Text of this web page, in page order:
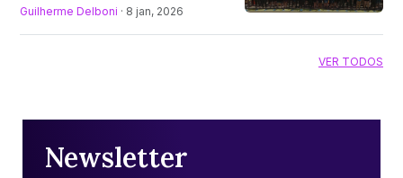
Guilherme Delboni · 8 jan, 2026
VER TODOS
Newsletter